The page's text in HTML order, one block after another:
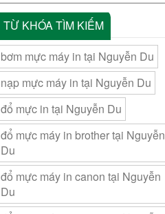
TỪ KHÓA TÌM KIẾM
bơm mực máy in tại Nguyễn Du
nạp mực máy in tại Nguyễn Du
đổ mực in tại Nguyễn Du
đổ mực máy in brother tại Nguyễn
Du
đổ mực máy in canon tại Nguyễn
Du